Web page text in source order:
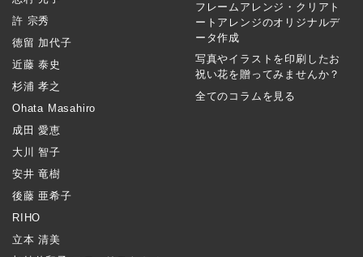
許 宗秀
徳留 加代子
近藤 泰史
杉浦 孝之
Ohata Masahiro
成田 愛恵
大川 智子
安井 竜樹
後藤 亜希子
RIHO
立本 清美
フレームアレンジ・クリアト
ートアレンジのオリジナルデ
ータ作成
写真やイラストを印刷したお
祝い花を贈ってみませんか？
全てのコラムを見る